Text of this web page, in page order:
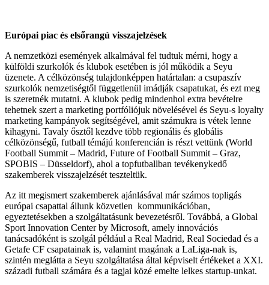
Európai piac és elsőrangú visszajelzések
A nemzetközi események alkalmával fel tudtuk mérni, hogy a
külföldi szurkolók és klubok esetében is jól működik a Seyu
üzenete. A célközönség tulajdonképpen határtalan: a csupaszív
szurkolók nemzetiségtől függetlenül imádják csapatukat, és ezt meg
is szeretnék mutatni. A klubok pedig mindenhol extra bevételre
tehetnek szert a marketing portfóliójuk növelésével és Seyu-s loyalty
marketing kampányok segítségével, amit számukra is vétek lenne
kihagyni. Tavaly ősztől kezdve több regionális és globális
célközönségű, futball témájú konferencián is részt vettünk (World
Football Summit – Madrid, Future of Football Summit – Graz,
SPOBIS – Düsseldorf), ahol a topfutballban tevékenykedő
szakemberek visszajelzését teszteltük.
Az itt megismert szakemberek ajánlásával már számos topligás
európai csapattal állunk közvetlen kommunikációban,
egyeztetésekben a szolgáltatásunk bevezetésről. Továbbá, a Global
Sport Innovation Center by Microsoft, amely innovációs
tanácsadóként is szolgál például a Real Madrid, Real Sociedad és a
Getafe CF csapatainak is, valamint magának a LaLiga-nak is,
szintén meglátta a Seyu szolgáltatása által képviselt értékeket a XXI.
századi futball számára és a tagjai közé emelte lelkes startup-unkat.